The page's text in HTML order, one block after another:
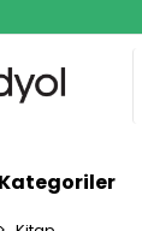
Kategoriler